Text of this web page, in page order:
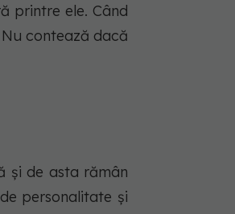
printre ele. Când
contează dacă
și de asta rămân
personalitate și